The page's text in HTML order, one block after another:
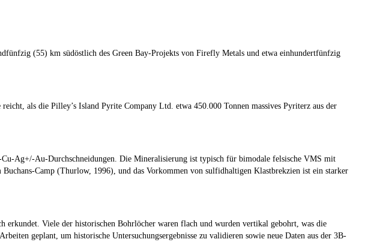
(55) km südöstlich des Green Bay-Projekts von Firefly Metals und etwa einhundertfünfzig
als die Pilley’s Island Pyrite Company Ltd. etwa 450.000 Tonnen massives Pyriterz aus der
Ag+/-Au-Durchschneidungen. Die Mineralisierung ist typisch für bimodale felsische VMS mit
Camp (Thurlow, 1996), und das Vorkommen von sulfidhaltigen Klastbrekzien ist ein starker
erkundet. Viele der historischen Bohrlöcher waren flach und wurden vertikal gebohrt, was die
geplant, um historische Untersuchungsergebnisse zu validieren sowie neue Daten aus der 3B-